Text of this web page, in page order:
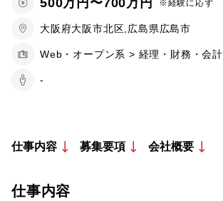
500万円〜700万円 ※経験に応ず
大阪府大阪市北区,広島県広島市
Web・オープン系 > 経理・財務・会計
-
仕事内容 募集要項 会社概要
仕事内容